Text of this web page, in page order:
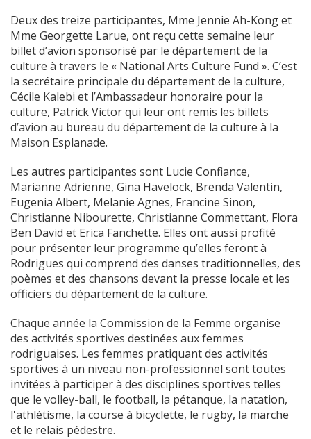
Deux des treize participantes, Mme Jennie Ah-Kong et
Mme Georgette Larue, ont reçu cette semaine leur
billet d’avion sponsorisé par le département de la
culture à travers le « National Arts Culture Fund ». C’est
la secrétaire principale du département de la culture,
Cécile Kalebi et l’Ambassadeur honoraire pour la
culture, Patrick Victor qui leur ont remis les billets
d’avion au bureau du département de la culture à la
Maison Esplanade.
Les autres participantes sont Lucie Confiance,
Marianne Adrienne, Gina Havelock, Brenda Valentin,
Eugenia Albert, Melanie Agnes, Francine Sinon,
Christianne Nibourette, Christianne Commettant, Flora
Ben David et Erica Fanchette. Elles ont aussi profité
pour présenter leur programme qu’elles feront à
Rodrigues qui comprend des danses traditionnelles, des
poèmes et des chansons devant la presse locale et les
officiers du département de la culture.
Chaque année la Commission de la Femme organise
des activités sportives destinées aux femmes
rodriguaises. Les femmes pratiquant des activités
sportives à un niveau non-professionnel sont toutes
invitées à participer à des disciplines sportives telles
que le volley-ball, le football, la pétanque, la natation,
l'athlétisme, la course à bicyclette, le rugby, la marche
et le relais pédestre.